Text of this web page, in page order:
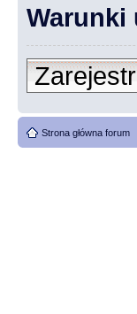
Warunki
Strona główna forum